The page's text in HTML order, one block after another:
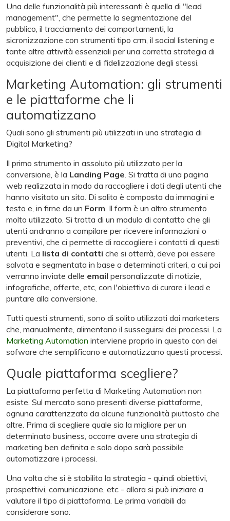
Una delle funzionalità più interessanti è quella di "lead
management", che permette la segmentazione del
pubblico, il tracciamento dei comportamenti, la
sicronizzazione con strumenti tipo crm, il social listening e
tante altre attività essenziali per una corretta strategia di
acquisizione dei clienti e di fidelizzazione degli stessi.
Marketing Automation: gli strumenti
e le piattaforme che li
automatizzano
Quali sono gli strumenti più utilizzati in una strategia di
Digital Marketing?
Il primo strumento in assoluto più utilizzato per la
conversione, è la Landing Page . Si tratta di una pagina
web realizzata in modo da raccogliere i dati degli utenti che
hanno visitato un sito. Di solito è composta da immagini e
testo e, in firne da un Form . Il form è un altro strumento
molto utilizzato. Si tratta di un modulo di contatto che gli
utenti andranno a compilare per ricevere informazioni o
preventivi, che ci permette di raccogliere i contatti di questi
utenti. La lista di contatti che si otterrà, deve poi essere
salvata e segmentata in base a determinati criteri, a cui poi
verranno inviate delle email personalizzate di notizie,
infografiche, offerte, etc, con l'obiettivo di curare i lead e
puntare alla conversione.
Tutti questi strumenti, sono di solito utilizzati dai marketers
che, manualmente, alimentano il susseguirsi dei processi. La
Marketing Automation interviene proprio in questo con dei
sofware che semplificano e automatizzano questi processi.
Quale piattaforma scegliere?
La piattaforma perfetta di Marketing Automation non
esiste. Sul mercato sono presenti diverse piattaforme,
ognuna caratterizzata da alcune funzionalità piuttosto che
altre. Prima di scegliere quale sia la migliore per un
determinato business, occorre avere una strategia di
marketing ben definita e solo dopo sarà possibile
automatizzare i processi.
Una volta che si è stabilita la strategia - quindi obiettivi,
prospettivi, comunicazione, etc - allora si può iniziare a
valutare il tipo di piattaforma. Le prima variabili da
considerare sono: